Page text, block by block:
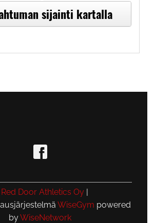
sijainti kartalla
Door Athletics Oy|
WiseGym powered
byWiseNetwork